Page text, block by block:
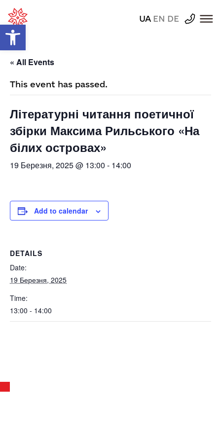
Відкрити Панель інструментів
UA EN DE
« All Events
This event has passed.
Літературні читання поетичної
збірки Максима Рильського «На
білих островах»
19 Березня, 2025 @ 13:00 - 14:00
Add to calendar
DETAILS
Date:
19 Березня, 2025
Time:
13:00 - 14:00